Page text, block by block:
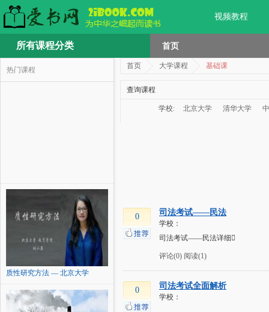
视频教程
所有课程分类 首页
热门课程
质性研究方法 — 北京大学
首页 大学课程 基础课
查询课程
学校: 北京大学 清华大学
0 司法考试——民法
学校：
司法考试——民法详细
评论(0) 阅读(1)
0 司法考试全面解析
学校：